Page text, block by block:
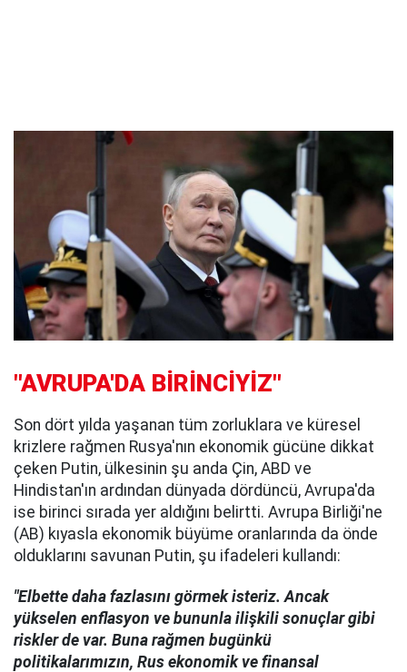
"AVRUPA'DA BİRİNCİYİZ"
Son dört yılda yaşanan tüm zorluklara ve küresel
krizlere rağmen Rusya'nın ekonomik gücüne dikkat
çeken Putin, ülkesinin şu anda Çin, ABD ve
Hindistan'ın ardından dünyada dördüncü, Avrupa'da
ise birinci sırada yer aldığını belirtti. Avrupa Birliği'ne
(AB) kıyasla ekonomik büyüme oranlarında da önde
olduklarını savunan Putin, şu ifadeleri kullandı:
"Elbette daha fazlasını görmek isteriz. Ancak
yükselen enflasyon ve bununla ilişkili sonuçlar gibi
riskler de var. Buna rağmen bugünkü
politikalarımızın, Rus ekonomik ve finansal